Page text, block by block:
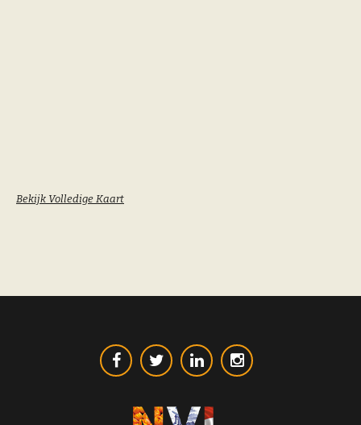
Bekijk Volledige Kaart